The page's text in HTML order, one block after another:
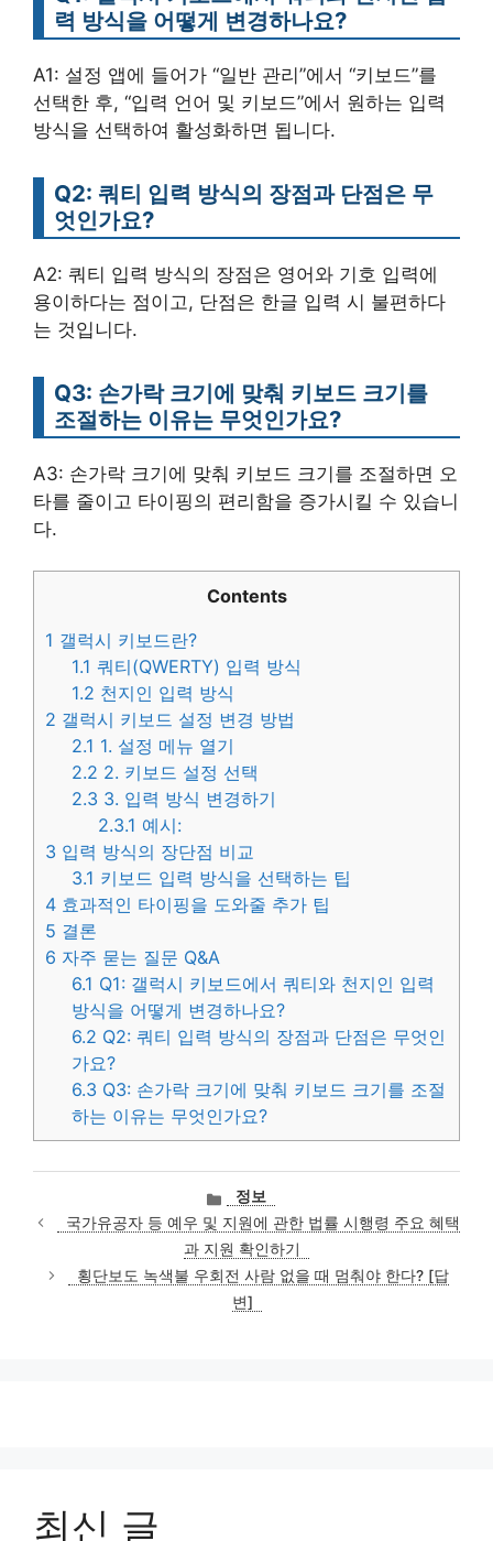
력 방식을 어떻게 변경하나요?
A1: 설정 앱에 들어가 “일반 관리”에서 “키보드”를
선택한 후, “입력 언어 및 키보드”에서 원하는 입력
방식을 선택하여 활성화하면 됩니다.
Q2: 쿼티 입력 방식의 장점과 단점은 무
엇인가요?
A2: 쿼티 입력 방식의 장점은 영어와 기호 입력에
용이하다는 점이고, 단점은 한글 입력 시 불편하다
는 것입니다.
Q3: 손가락 크기에 맞춰 키보드 크기를
조절하는 이유는 무엇인가요?
A3: 손가락 크기에 맞춰 키보드 크기를 조절하면 오
타를 줄이고 타이핑의 편리함을 증가시킬 수 있습니
다.
Contents
1 갤럭시 키보드란?
1.1 쿼티(QWERTY) 입력 방식
1.2 천지인 입력 방식
2 갤럭시 키보드 설정 변경 방법
2.1 1. 설정 메뉴 열기
2.2 2. 키보드 설정 선택
2.3 3. 입력 방식 변경하기
2.3.1 예시:
3 입력 방식의 장단점 비교
3.1 키보드 입력 방식을 선택하는 팁
4 효과적인 타이핑을 도와줄 추가 팁
5 결론
6 자주 묻는 질문 Q&A
6.1 Q1: 갤럭시 키보드에서 쿼티와 천지인 입력
방식을 어떻게 변경하나요?
6.2 Q2: 쿼티 입력 방식의 장점과 단점은 무엇인
가요?
6.3 Q3: 손가락 크기에 맞춰 키보드 크기를 조절
하는 이유는 무엇인가요?
카
테
고
리
정보
국가유공자 등 예우 및 지원에 관한 법률 시행령 주요 혜택
과 지원 확인하기
횡단보도 녹색불 우회전 사람 없을 때 멈춰야 한다? [답
변]
최신 글